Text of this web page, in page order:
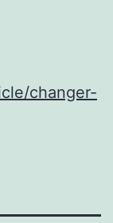
changer-